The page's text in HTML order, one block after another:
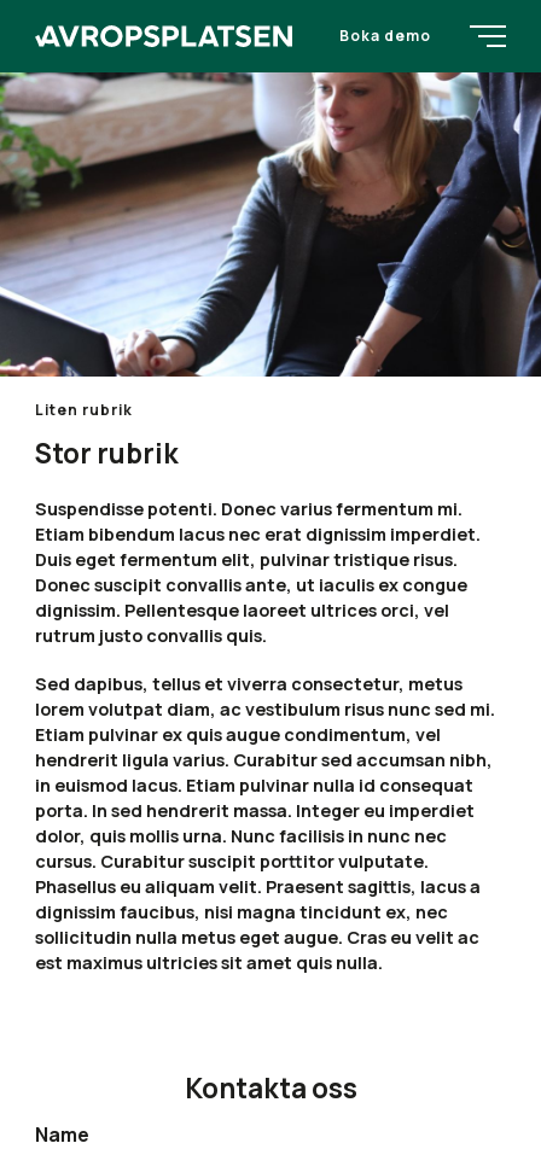
Boka demo
Liten rubrik
Stor rubrik
Suspendisse potenti. Donec varius fermentum mi.
Etiam bibendum lacus nec erat dignissim imperdiet.
Duis eget fermentum elit, pulvinar tristique risus.
Donec suscipit convallis ante, ut iaculis ex congue
dignissim. Pellentesque laoreet ultrices orci, vel
rutrum justo convallis quis.
Sed dapibus, tellus et viverra consectetur, metus
lorem volutpat diam, ac vestibulum risus nunc sed mi.
Etiam pulvinar ex quis augue condimentum, vel
hendrerit ligula varius. Curabitur sed accumsan nibh,
in euismod lacus. Etiam pulvinar nulla id consequat
porta. In sed hendrerit massa. Integer eu imperdiet
dolor, quis mollis urna. Nunc facilisis in nunc nec
cursus. Curabitur suscipit porttitor vulputate.
Phasellus eu aliquam velit. Praesent sagittis, lacus a
dignissim faucibus, nisi magna tincidunt ex, nec
sollicitudin nulla metus eget augue. Cras eu velit ac
est maximus ultricies sit amet quis nulla.
Kontakta oss
Name